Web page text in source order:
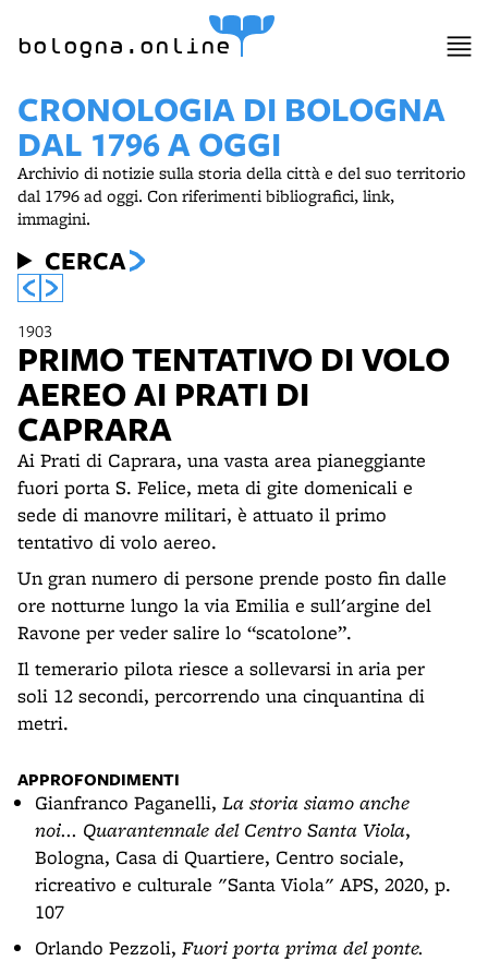
bologna.online
CRONOLOGIA DI BOLOGNA
DAL 1796 A OGGI
Archivio di notizie sulla storia della città e del suo territorio
dal 1796 ad oggi. Con riferimenti bibliografici, link,
immagini.
CERCA
1903
PRIMO TENTATIVO DI VOLO
AEREO AI PRATI DI
CAPRARA
Ai Prati di Caprara, una vasta area pianeggiante
fuori porta S. Felice, meta di gite domenicali e
sede di manovre militari, è attuato il primo
tentativo di volo aereo.
Un gran numero di persone prende posto fin dalle
ore notturne lungo la via Emilia e sull'argine del
Ravone per veder salire lo “scatolone”.
Il temerario pilota riesce a sollevarsi in aria per
soli 12 secondi, percorrendo una cinquantina di
metri.
APPROFONDIMENTI
Gianfranco Paganelli, La storia siamo anche
noi... Quarantennale del Centro Santa Viola,
Bologna, Casa di Quartiere, Centro sociale,
ricreativo e culturale "Santa Viola" APS, 2020, p.
107
Orlando Pezzoli, Fuori porta prima del ponte.